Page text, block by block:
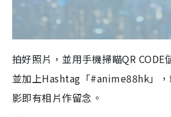
拍好照片，並用手機掃瞄QR CODE
並加上Hashtag「#anime88hk」
影即有相片作留念。